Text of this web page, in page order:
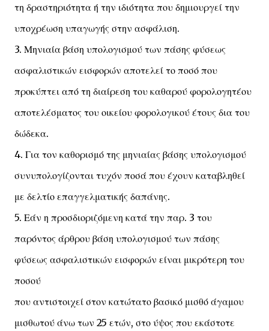
τη δραστηριότητα ή την ιδιότητα που δημιουργεί την
υποχρέωση υπαγωγής στην ασφάλιση.
3. Μηνιαία βάση υπολογισμού των πάσης φύσεως
ασφαλιστικών εισφορών αποτελεί το ποσό που
προκύπτει από τη διαίρεση του καθαρού φορολογητέου
αποτελέσματος του οικείου φορολογικού έτους δια του
δώδεκα.
4. Για τον καθορισμό της μηνιαίας βάσης υπολογισμού
συνυπολογίζονται τυχόν ποσά που έχουν καταβληθεί
με δελτίο επαγγελματικής δαπάνης.
5. Εάν η προσδιοριζόμενη κατά την παρ. 3 του
παρόντος άρθρου βάση υπολογισμού των πάσης
φύσεως ασφαλιστικών εισφορών είναι μικρότερη του
ποσού
που αντιστοιχεί στον κατώτατο βασικό μισθό άγαμου
μισθωτού άνω των 25 ετών, στο ύψος που εκάστοτε